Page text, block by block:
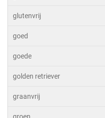
glutenvrij
goed
goede
golden retriever
graanvrij